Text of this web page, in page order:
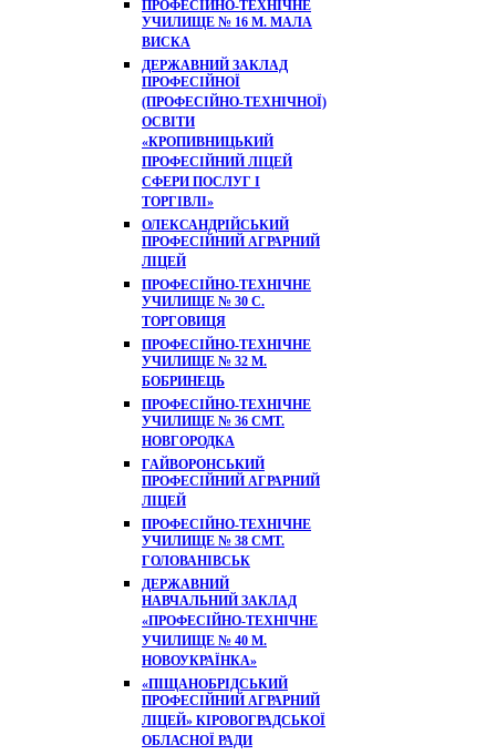
ПРОФЕСІЙНО-ТЕХНІЧНЕ
УЧИЛИЩЕ № 16 М. МАЛА
ВИСКА
ДЕРЖАВНИЙ ЗАКЛАД
ПРОФЕСІЙНОЇ
(ПРОФЕСІЙНО-ТЕХНІЧНОЇ)
ОСВІТИ
«КРОПИВНИЦЬКИЙ
ПРОФЕСІЙНИЙ ЛІЦЕЙ
СФЕРИ ПОСЛУГ І
ТОРГІВЛІ»
ОЛЕКСАНДРІЙСЬКИЙ
ПРОФЕСІЙНИЙ АГРАРНИЙ
ЛІЦЕЙ
ПРОФЕСІЙНО-ТЕХНІЧНЕ
УЧИЛИЩЕ № 30 С.
ТОРГОВИЦЯ
ПРОФЕСІЙНО-ТЕХНІЧНЕ
УЧИЛИЩЕ № 32 М.
БОБРИНЕЦЬ
ПРОФЕСІЙНО-ТЕХНІЧНЕ
УЧИЛИЩЕ № 36 СМТ.
НОВГОРОДКА
ГАЙВОРОНСЬКИЙ
ПРОФЕСІЙНИЙ АГРАРНИЙ
ЛІЦЕЙ
ПРОФЕСІЙНО-ТЕХНІЧНЕ
УЧИЛИЩЕ № 38 СМТ.
ГОЛОВАНІВСЬК
ДЕРЖАВНИЙ
НАВЧАЛЬНИЙ ЗАКЛАД
«ПРОФЕСІЙНО-ТЕХНІЧНЕ
УЧИЛИЩЕ № 40 М.
НОВОУКРАЇНКА»
«ПІЩАНОБРІДСЬКИЙ
ПРОФЕСІЙНИЙ АГРАРНИЙ
ЛІЦЕЙ» КІРОВОГРАДСЬКОЇ
ОБЛАСНОЇ РАДИ